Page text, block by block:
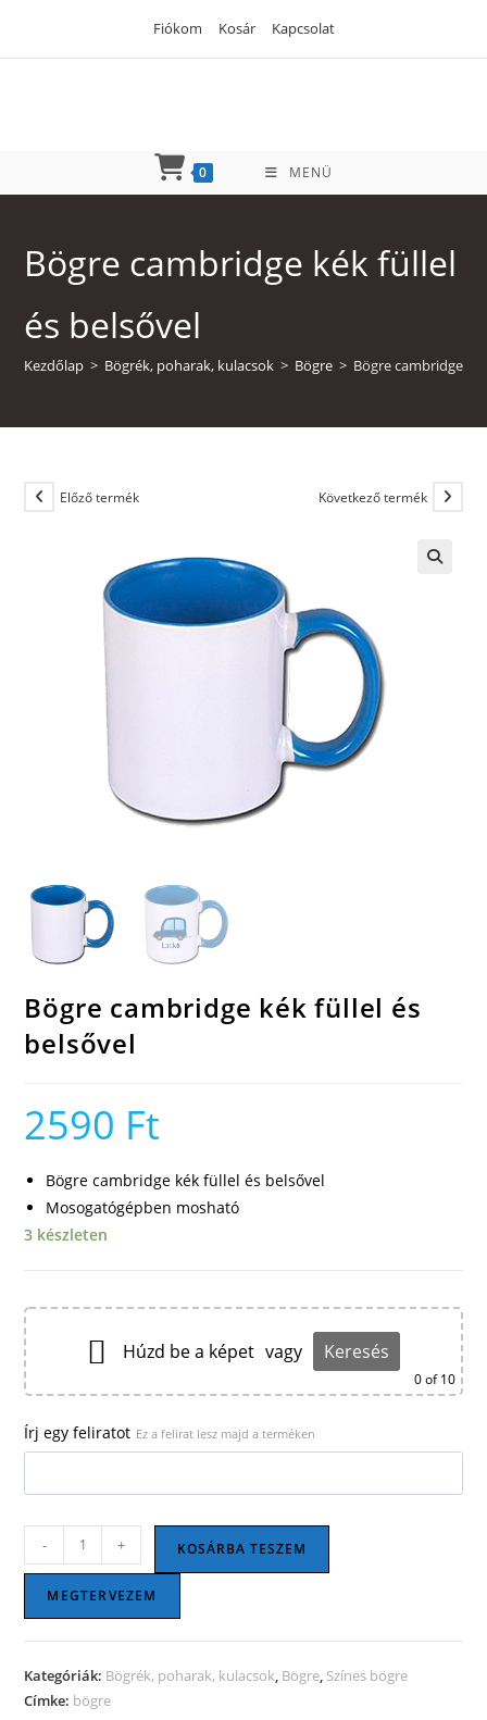
Fiókom Kosár Kapcsolat
0 MENÜ
Bögre cambridge kék füllel
és belsővel
Kezdőlap > Bögrék, poharak, kulacsok > Bögre > Bögre cambridge
Előző termék Következő termék
Bögre cambridge kék füllel és
belsővel
2590 Ft
Bögre cambridge kék füllel és belsővel
Mosogatógépben mosható
3 készleten
Húzd be a képet vagy Keresés
0of 10
Írj egy feliratot Ez a felirat lesz majd a terméken
cambridge
füllel
belsővel
mennyiség
- + KOSÁRBA TESZEM
MEGTERVEZEM
Kategóriák: Bögrék, poharak, kulacsok, Bögre, Színes bögre
Címke: bögre